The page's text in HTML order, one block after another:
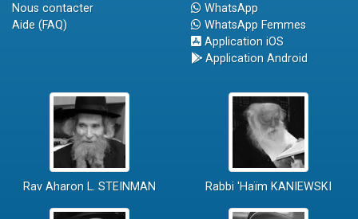
Nous contacter
Aide (FAQ)
WhatsApp
WhatsApp Femmes
Application iOS
Application Android
Rav Aharon L. STEINMAN Rabbi 'Haïm KANIEWSKI